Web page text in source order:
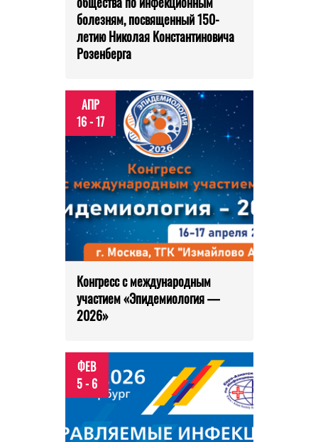
болезням, посвященный 150-
летию Николая Константиновича
Розенберга
АПР
16 - 17
Конгресс с международным
участием «Эпидемиология —
2026»
ФЕВ
5 - 6